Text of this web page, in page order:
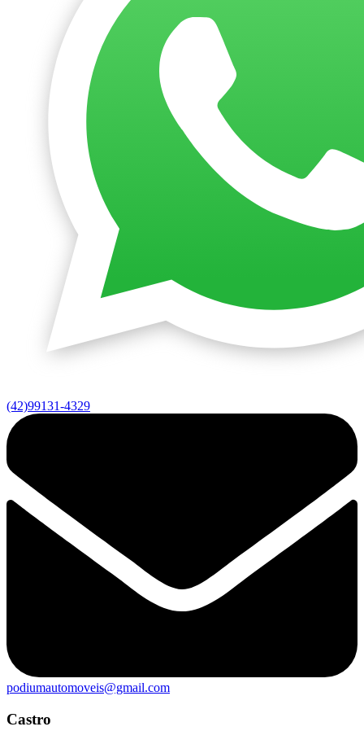
(42)99131-4329
podiumautomoveis@gmail.com
Castro